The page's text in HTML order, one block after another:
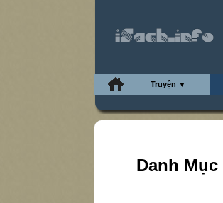
Truyện ▼
Danh